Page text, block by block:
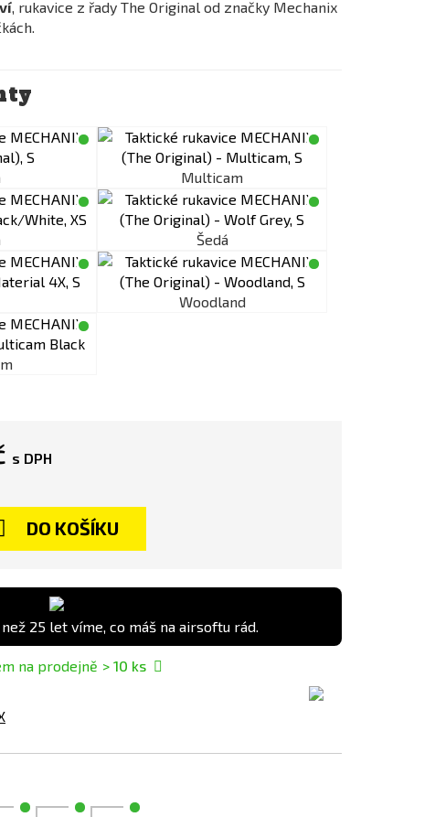
, rukavice z řady The Original od značky Mechanix
Multicam
Šedá
Woodland
s DPH
DO KOŠÍKU
25 let víme, co máš na airsoftu rád.
na prodejně > 10 ks